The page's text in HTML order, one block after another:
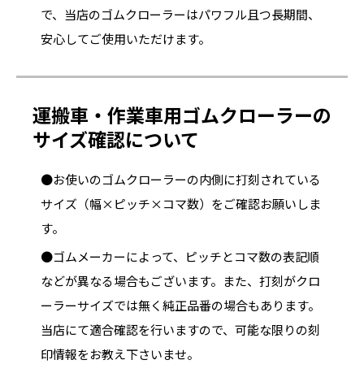
で、当店のゴムクローラーはパワフル且つ長期間、
安心してご使用いただけます。
運搬車・作業車用ゴムクローラーの
サイズ確認について
●お使いのゴムクローラーの内側に打刻されている
サイズ（幅×ピッチ×コマ数）をご確認お願いしま
す。
●ゴムメーカーによって、ピッチとコマ数の表記順
などが異なる場合もございます。また、打刻がクロ
ーラーサイズでは無く純正品番の場合もあります。
当店にて適合確認を行いますので、可能な限りの刻
印情報をお教え下さいませ。